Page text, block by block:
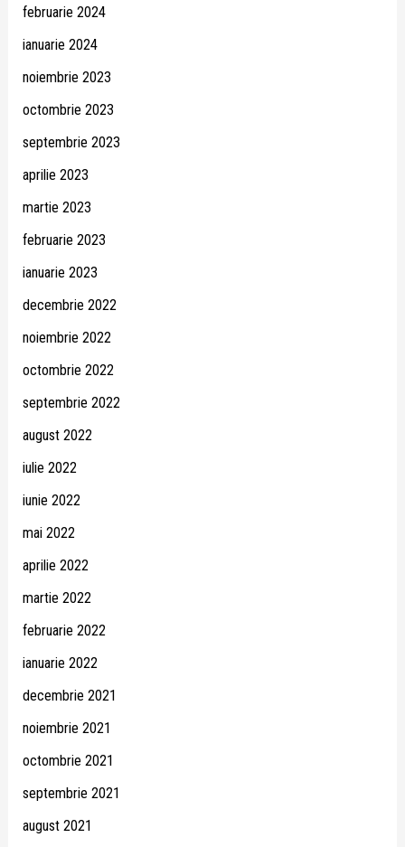
februarie 2024
ianuarie 2024
noiembrie 2023
octombrie 2023
septembrie 2023
aprilie 2023
martie 2023
februarie 2023
ianuarie 2023
decembrie 2022
noiembrie 2022
octombrie 2022
septembrie 2022
august 2022
iulie 2022
iunie 2022
mai 2022
aprilie 2022
martie 2022
februarie 2022
ianuarie 2022
decembrie 2021
noiembrie 2021
octombrie 2021
septembrie 2021
august 2021